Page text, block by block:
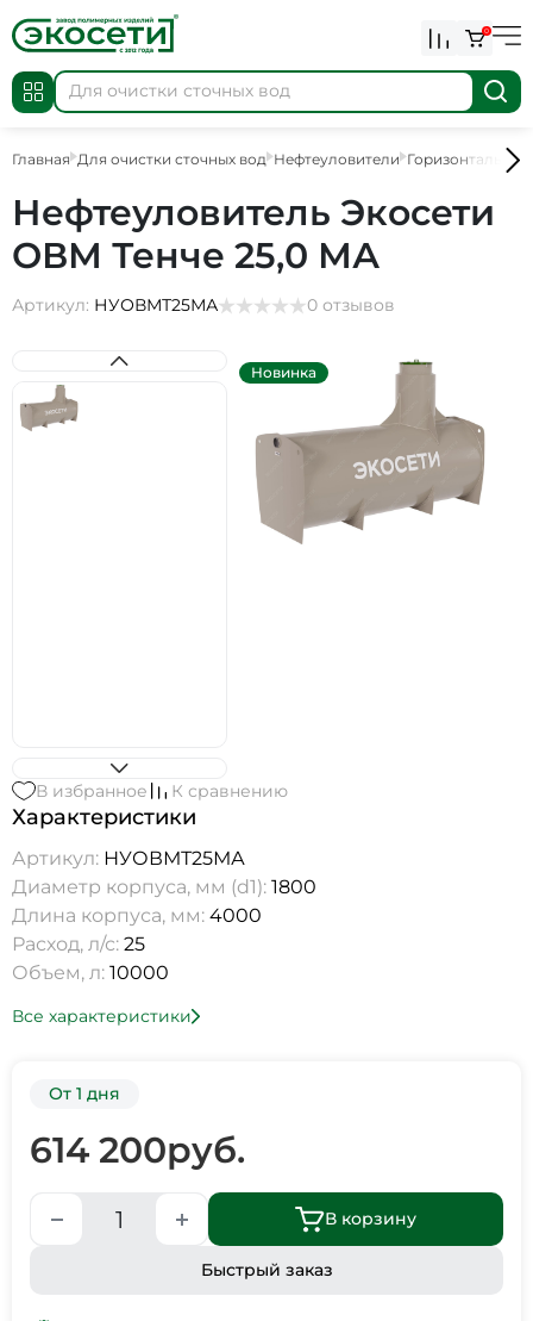
0
Главная Для очистки сточных вод Нефтеуловители
Нефтеуловитель Экосети
ОВМ Тенче 25,0 МА
Артикул: НУОВМТ25МА 0 отзывов
Новинка
В избранное К сравнению
Характеристики
Артикул: НУОВМТ25МА
Диаметр корпуса, мм (d1): 1800
Длина корпуса, мм: 4000
Расход, л/с: 25
Объем, л: 10000
Все характеристики
От 1 дня
614 200руб.
В корзину
Быстрый заказ